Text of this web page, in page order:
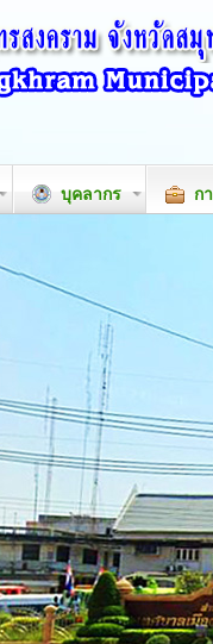
บุคลากร ก